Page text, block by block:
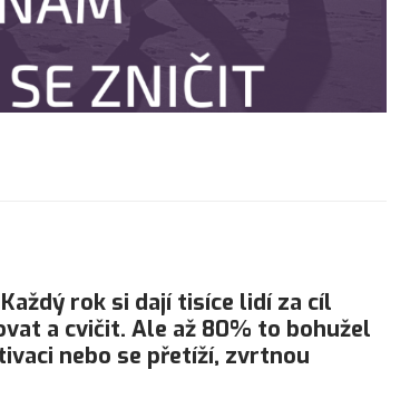
rok si dají tisíce lidí za cíl
a cvičit. Ale až 80% to bohužel
nebo se přetíží, zvrtnou